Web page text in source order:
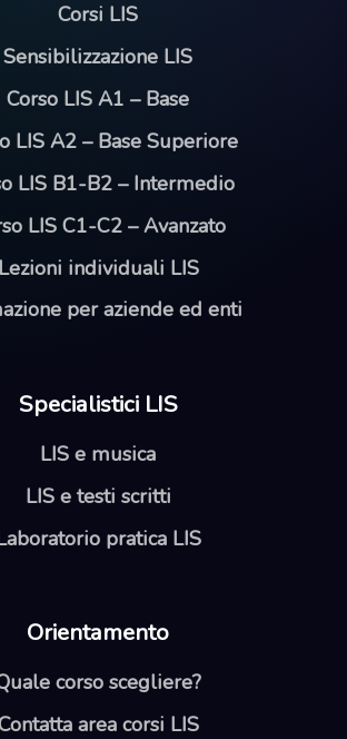
Corsi LIS
Sensibilizzazione LIS
Corso LIS A1 – Base
LIS A2 – Base Superiore
LIS B1-B2 – Intermedio
LIS C1-C2 – Avanzato
Lezioni individuali LIS
per aziende ed enti
Specialistici LIS
LIS e musica
LIS e testi scritti
pratica LIS
Orientamento
corso scegliere?
area corsi LIS